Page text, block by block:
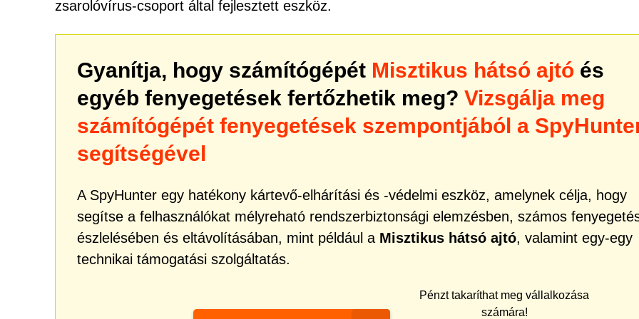
zsarolóvírus-csoport által fejlesztett eszköz.
Gyanítja, hogy számítógépét Misztikus hátsó ajtó és
egyéb fenyegetések fertőzhetik meg? Vizsgálja meg
számítógépét fenyegetések szempontjából a
segítségével
A SpyHunter egy hatékony kártevő-elhárítási és -védelmi eszköz, amelynek célja, hogy
segítse a felhasználókat mélyreható rendszerbiztonsági elemzésben, számos
észlelésében és eltávolításában, mint például a Misztikus hátsó ajtó, valamint egy-egy
technikai támogatási szolgáltatás.
Pénzt takaríthat meg vállalkozása
számára!